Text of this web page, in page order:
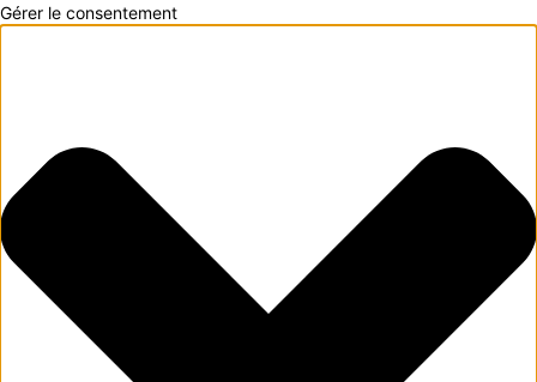
Gérer le consentement